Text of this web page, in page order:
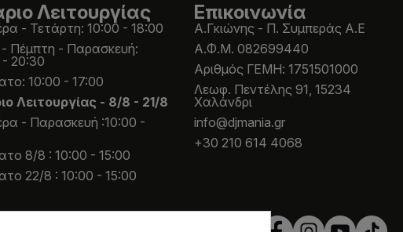
Λειτουργίας
- Τετάρτη: 10:00 - 18:00
- Πέμπτη - Παρασκευή:
- 20:30
10:00 - 17:00
Λειτουργίας - 8/8 - 21/8
- Παρασκευή :10:00 -
8/8 : 10:00 - 15:00
22/8 : 10:00 - 15:00
Επικοινωνία
Α.Γκιώνης - Π. Συμπεράς Α.Ε
Α.Φ.Μ. 082699440
Aριθμός ΓΕΜΗ: 1751501000
Λεωφ. Πεντέλης 91, 15234
Χαλάνδρι
info@djmania.gr
+30 210 614 4068